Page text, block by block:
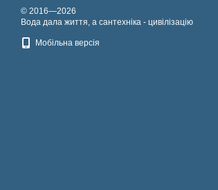
© 2016—2026
Вода дала життя, а сантехніка - цивілізацію
Мобільна версія